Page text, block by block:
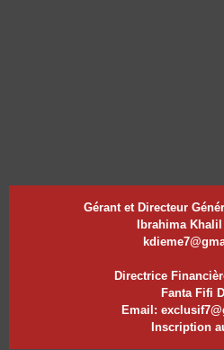
Gérant et Directeur
Ibrahima
Directrice
Fanta Fifi
Email:
Inscription